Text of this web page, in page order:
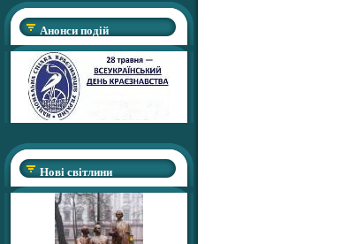
Анонси подій
Нові світлини